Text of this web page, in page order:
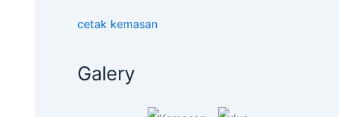
cetak kemasan
Galery